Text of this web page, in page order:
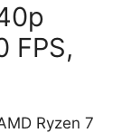
FPS,
Ryzen 7